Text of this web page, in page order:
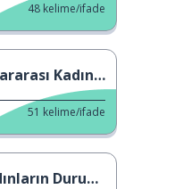
48 kelime/ifade
Kadınlar Günü
51 kelime/ifade
Durumu